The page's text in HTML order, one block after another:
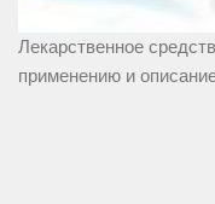
Лекарственное
применению и